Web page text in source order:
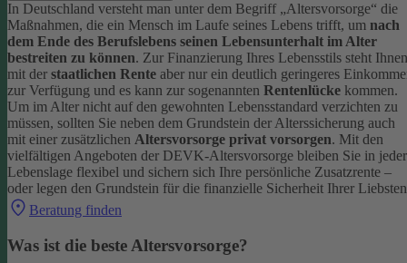
In Deutschland versteht man unter dem Begriff „Altersvorsorge“ die
Maßnahmen, die ein Mensch im Laufe seines Lebens trifft, um nach
dem Ende des Berufslebens seinen Lebensunterhalt im Alter
bestreiten zu können. Zur Finanzierung Ihres Lebensstils steht Ihnen
mit der staatlichen Rente aber nur ein deutlich geringeres
zur Verfügung und es kann zur sogenannten Rentenlücke kommen.
Um im Alter nicht auf den gewohnten Lebensstandard verzichten zu
müssen, sollten Sie neben dem Grundstein der Alterssicherung auch
mit einer zusätzlichen Altersvorsorge privat vorsorgen. Mit den
vielfältigen Angeboten der DEVK-Altersvorsorge bleiben Sie in jeder
Lebenslage flexibel und sichern sich Ihre persönliche Zusatzrente –
oder legen den Grundstein für die finanzielle Sicherheit Ihrer
Beratung finden
Was ist die beste Altersvorsorge?